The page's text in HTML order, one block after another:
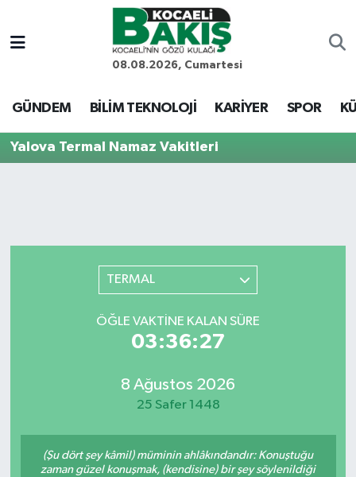
08.08.2026, Cumartesi
GÜNDEM BİLİM TEKNOLOJİ KARİYER SPOR
Yalova Termal Namaz Vakitleri
TERMAL
ÖĞLE VAKTINE KALAN SÜRE
03:36:27
8 Ağustos 2026
25 Safer 1448
(Şu dört şey kâmil) müminin ahlâkındandır: Konuştuğu
zaman güzel konuşmak, (kendisine) bir şey söylenildiği
Kocaeli Nöbetçi Eczaneler
Kocaeli Hava Durumu
Kocaeli Trafik Yoğunluk Haritası
Son Dakika Haberleri